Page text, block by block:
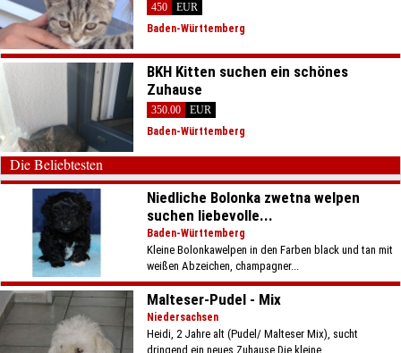
450
EUR
Baden-Württemberg
BKH Kitten suchen ein schönes
Zuhause
350.00
EUR
Baden-Württemberg
Die Beliebtesten
Niedliche Bolonka zwetna welpen
suchen liebevolle...
Baden-Württemberg
Kleine Bolonkawelpen in den Farben black und tan mit
weißen Abzeichen, champagner...
Malteser-Pudel - Mix
Niedersachsen
Heidi, 2 Jahre alt (Pudel/ Malteser Mix), sucht
dringend ein neues Zuhause Die kleine...